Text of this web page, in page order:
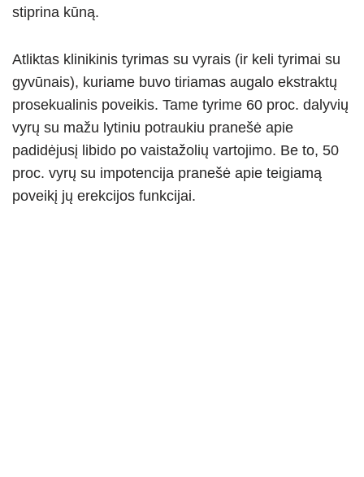
stiprina kūną.
Atliktas klinikinis tyrimas su vyrais (ir keli tyrimai su
gyvūnais), kuriame buvo tiriamas augalo ekstraktų
prosekualinis poveikis. Tame tyrime 60 proc. dalyvių
vyrų su mažu lytiniu potraukiu pranešė apie
padidėjusį libido po vaistažolių vartojimo. Be to, 50
proc. vyrų su impotencija pranešė apie teigiamą
poveikį jų erekcijos funkcijai.